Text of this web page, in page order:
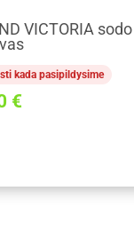
VICTORIA sodo
kada pasipildysime
€